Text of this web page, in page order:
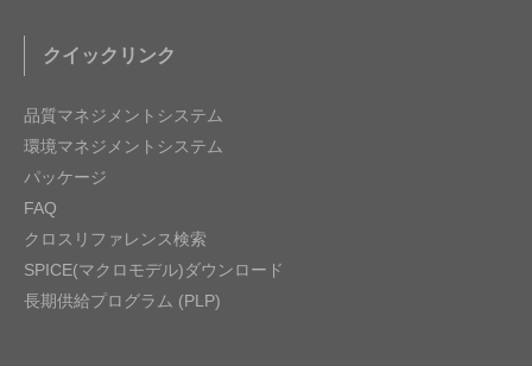
クイックリンク
品質マネジメントシステム
環境マネジメントシステム
パッケージ
FAQ
クロスリファレンス検索
SPICE(マクロモデル)ダウンロード
長期供給プログラム (PLP)